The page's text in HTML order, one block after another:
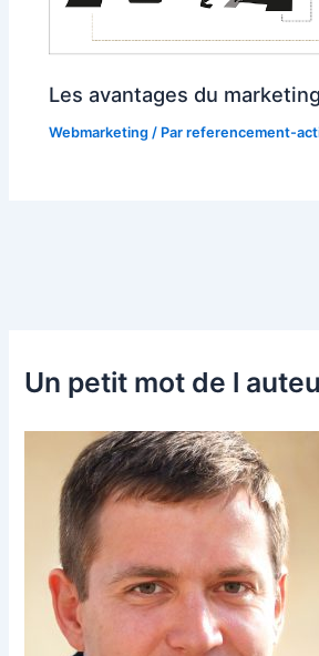
Les avantages du
Webmarketing / Parreferencement-
Un petit mot de l